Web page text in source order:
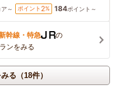
～ ポイント 2% 184ポイント～
幹線・特急
の
ンをみる
る（18件）